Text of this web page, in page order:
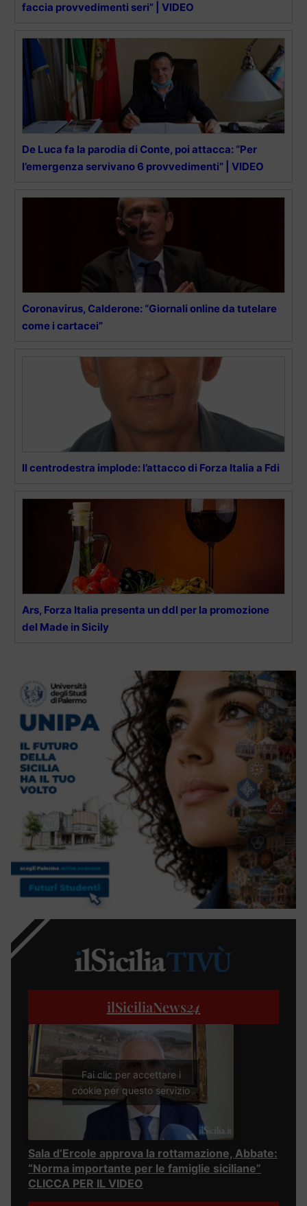
faccia provvedimenti seri” | VIDEO
De Luca fa la parodia di Conte, poi attacca: “Per
l’emergenza servivano 6 provvedimenti” | VIDEO
Coronavirus, Calderone: “Giornali online da tutelare
come i cartacei”
Il centrodestra implode: l’attacco di Forza Italia a Fdi
Ars, Forza Italia presenta un ddl per la promozione
del Made in Sicily
ilSiciliaNews24
Fai clic per accettare i
cookie per questo servizio
Sala d’Ercole approva la rottamazione, Abbate:
“Norma importante per le famiglie siciliane”
CLICCA PER IL VIDEO